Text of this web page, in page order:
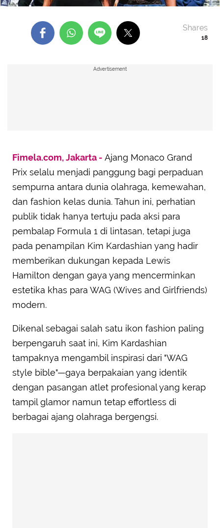
18
Shares
Advertisement
Fimela.com, Jakarta - Ajang Monaco Grand
Prix selalu menjadi panggung bagi perpaduan
sempurna antara dunia olahraga, kemewahan,
dan fashion kelas dunia. Tahun ini, perhatian
publik tidak hanya tertuju pada aksi para
pembalap Formula 1 di lintasan, tetapi juga
pada penampilan Kim Kardashian yang hadir
memberikan dukungan kepada Lewis
Hamilton dengan gaya yang mencerminkan
estetika khas para WAG (Wives and Girlfriends)
modern.
Dikenal sebagai salah satu ikon fashion paling
berpengaruh saat ini, Kim Kardashian
tampaknya mengambil inspirasi dari "WAG
style bible"—gaya berpakaian yang identik
dengan pasangan atlet profesional yang kerap
tampil glamor namun tetap effortless di
berbagai ajang olahraga bergengsi.